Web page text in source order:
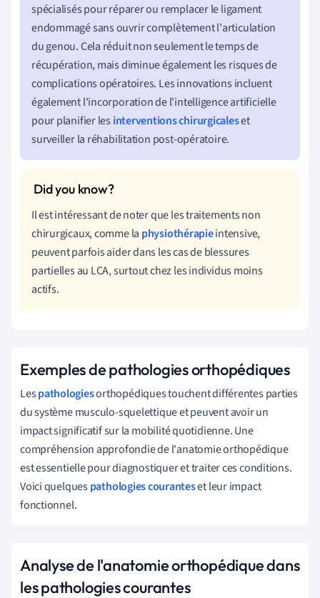
spécialisés pour réparer ou remplacer le ligament
endommagé sans ouvrir complètement l'articulation
du genou. Cela réduit non seulement le temps de
récupération, mais diminue également les risques de
complications opératoires. Les innovations incluent
également l'incorporation de l'intelligence artificielle
pour planifier les interventions chirurgicaleset
surveiller la réhabilitation post-opératoire.
Il est intéressant de noter que les traitements non
chirurgicaux, comme la physiothérapieintensive,
peuvent parfois aider dans les cas de blessures
partielles au LCA, surtout chez les individus moins
actifs.
Exemples de pathologies orthopédiques
Lespathologiesorthopédiques touchent différentes parties
du système musculo-squelettique et peuvent avoir un
impact significatif sur la mobilité quotidienne. Une
compréhension approfondie de l'anatomie orthopédique
est essentielle pour diagnostiquer et traiter ces conditions.
Voici quelquespathologies couranteset leur impact
fonctionnel.
Analyse de l'anatomie orthopédique dans
les pathologies courantes